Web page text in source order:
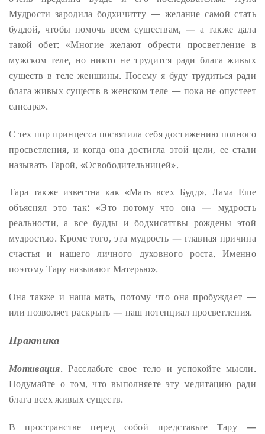
Мудрости зародила бодхичитту — желание самой стать
буддой, чтобы помочь всем существам, — а также дала
такой обет: «Многие желают обрести просветление в
мужском теле, но никто не трудится ради блага живых
существ в теле женщины. Посему я буду трудиться ради
блага живых существ в женском теле — пока не опустеет
сансара».
С тех пор принцесса посвятила себя достижению полного
просветления, и когда она достигла этой цели, ее стали
называть Тарой, «Освободительницей».
Тара также известна как «Мать всех Будд». Лама Еше
объяснял это так: «Это потому что она — мудрость
реальности, а все будды и бодхисаттвы рождены этой
мудростью. Кроме того, эта мудрость — главная причина
счастья и нашего личного духовного роста. Именно
поэтому Тару называют Матерью».
Она также и наша мать, потому что она пробуждает —
или позволяет раскрыть — наш потенциал просветления.
Практика
Мотивация. Расслабьте свое тело и успокойте мысли.
Подумайте о том, что выполняете эту медитацию ради
блага всех живых существ.
В пространстве перед собой представьте Тару —